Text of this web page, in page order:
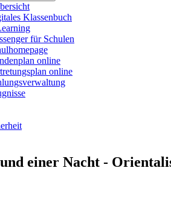
Klassenbuch
für Schulen
online
online
einer Nacht -